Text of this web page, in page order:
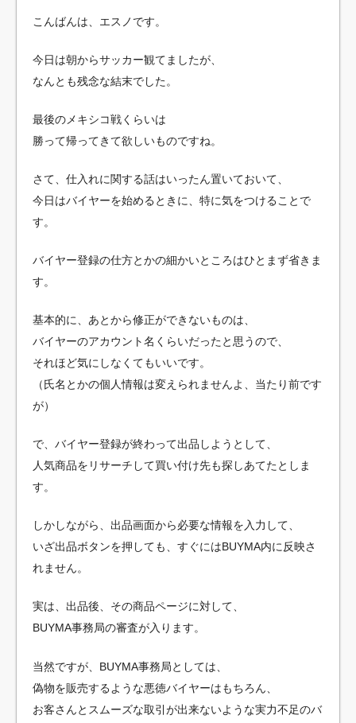
こんばんは、エスノです。
今日は朝からサッカー観てましたが、
なんとも残念な結末でした。
最後のメキシコ戦くらいは
勝って帰ってきて欲しいものですね。
さて、仕入れに関する話はいったん置いておいて、
今日はバイヤーを始めるときに、特に気をつけることで
す。
バイヤー登録の仕方とかの細かいところはひとまず省きま
す。
基本的に、あとから修正ができないものは、
バイヤーのアカウント名くらいだったと思うので、
それほど気にしなくてもいいです。
（氏名とかの個人情報は変えられませんよ、当たり前です
が）
で、バイヤー登録が終わって出品しようとして、
人気商品をリサーチして買い付け先も探しあてたとしま
す。
しかしながら、出品画面から必要な情報を入力して、
いざ出品ボタンを押しても、すぐにはBUYMA内に反映さ
れません。
実は、出品後、その商品ページに対して、
BUYMA事務局の審査が入ります。
当然ですが、BUYMA事務局としては、
偽物を販売するような悪徳バイヤーはもちろん、
お客さんとスムーズな取引が出来ないような実力不足のバ